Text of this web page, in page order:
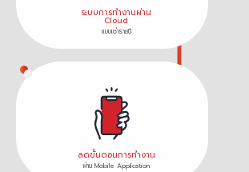
ระบบการทำงานผ่าน
Cloud
แบบเช่ารายปี
ลดขั้นตอนการทำงาน
ผ่าน Mobile Application